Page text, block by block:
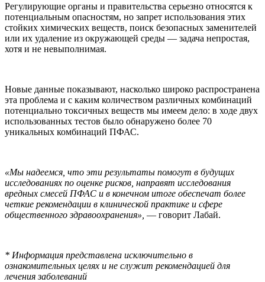
Регулирующие органы и правительства серьезно относятся к
потенциальным опасностям, но запрет использования этих
стойких химических веществ, поиск безопасных заменителей
или их удаление из окружающей среды — задача непростая,
хотя и не невыполнимая.
Новые данные показывают, насколько широко распространена
эта проблема и с каким количеством различных комбинаций
потенциально токсичных веществ мы имеем дело: в ходе двух
использованных тестов было обнаружено более 70
уникальных комбинаций ПФАС.
«Мы надеемся, что эти результаты помогут в будущих
исследованиях по оценке рисков, направят исследования
вредных смесей ПФАС и в конечном итоге обеспечат более
четкие рекомендации в клинической практике и сфере
общественного здравоохранения», — говорит Лабай.
* Информация представлена исключительно в
ознакомительных целях и не служит рекомендацией для
лечения заболеваний